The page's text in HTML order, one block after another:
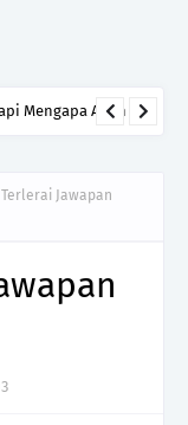
Mengapa Allah
Jawapan